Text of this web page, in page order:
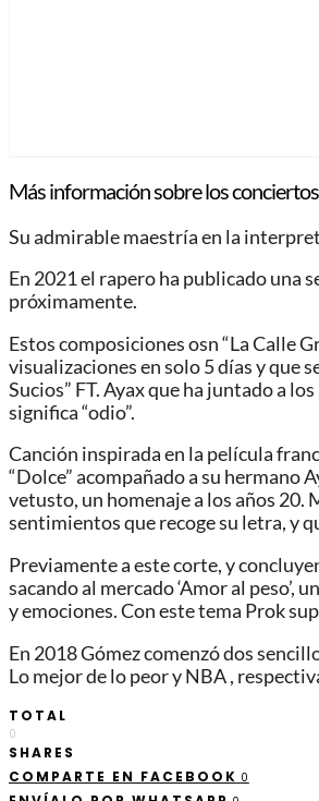
Más información sobre los conciertos
Su admirable maestría en la
En 2021 el rapero ha publicado una
próximamente.
Estos composiciones osn “La Calle
visualizaciones en solo 5 días y que
Sucios” FT. Ayax que ha juntado a
significa “odio”.
Canción inspirada en la película
“Dolce” acompañado a su hermano
vetusto, un homenaje a los años 20.
sentimientos que recoge su letra, y
Previamente a este corte, y
sacando al mercado ‘Amor al
y emociones. Con este tema Prok
En 2018 Gómez comenzó dos
Lo mejor de lo peor y NBA ,
TOTAL
0
SHARES
COMPARTE EN FACEBOOK 0